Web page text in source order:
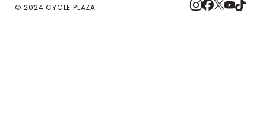
© 2024 CYCLE PLAZA